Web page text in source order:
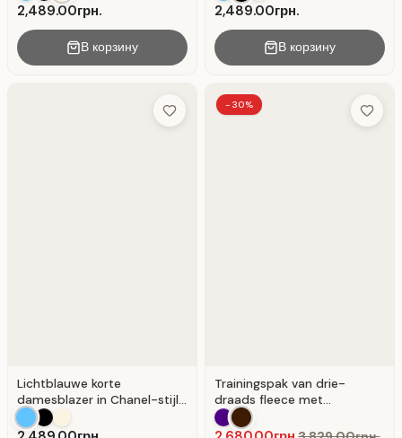
2,489.00грн.
В корзину
2,489.00грн.
В корзину
Add to Wish List
Lichtblauwe korte
damesblazer in Chanel-stijl
van kostuumstof
-30%
Add to
Trainingspak van drie-
draads fleece met
zijstrepen, kleur Chocolade